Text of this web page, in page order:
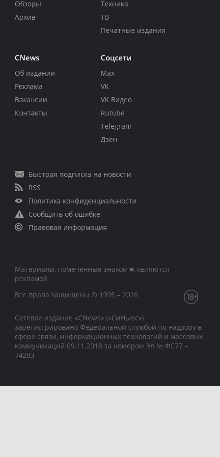
Обзоры
Архив
Техника
ТВ
Печатные издания
CNews
Об издании
Реклама
Вакансии
Контакты
Соцсети
Max
VK
VK Видео
Rutube
Telegram
Дзен
Быстрая подписка на новости
RSS
Политика конфиденциальности
Сообщить об ошибке
Правовая информация
Материалы, помеченные знаком ■, являются
рекламой
Все права защищены © 1995 – 2026
Сетевое издание «CNews» («СиНьюс»)
зарегистрировано Федеральной службой по надзору в
сфере связи, информационных технологий и массовых
коммуникаций 09.11.2018 за номером Эл № ФС77 –
74283